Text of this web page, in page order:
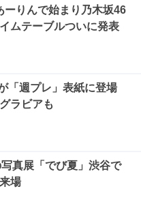
ーりんで始まり乃木坂46
ムテーブルついに発表
「週プレ」表紙に登場
ラビアも
真展「でび夏」渋谷で
場